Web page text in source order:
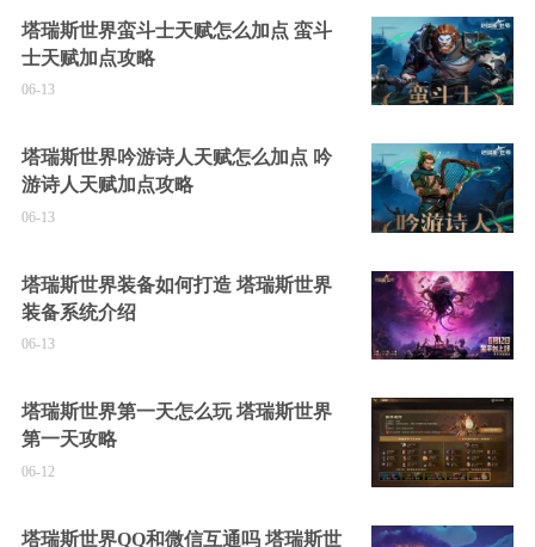
塔瑞斯世界蛮斗士天赋怎么加点 蛮斗
士天赋加点攻略
06-13
塔瑞斯世界吟游诗人天赋怎么加点 吟
游诗人天赋加点攻略
06-13
塔瑞斯世界装备如何打造 塔瑞斯世界
装备系统介绍
06-13
塔瑞斯世界第一天怎么玩 塔瑞斯世界
第一天攻略
06-12
塔瑞斯世界QQ和微信互通吗 塔瑞斯世